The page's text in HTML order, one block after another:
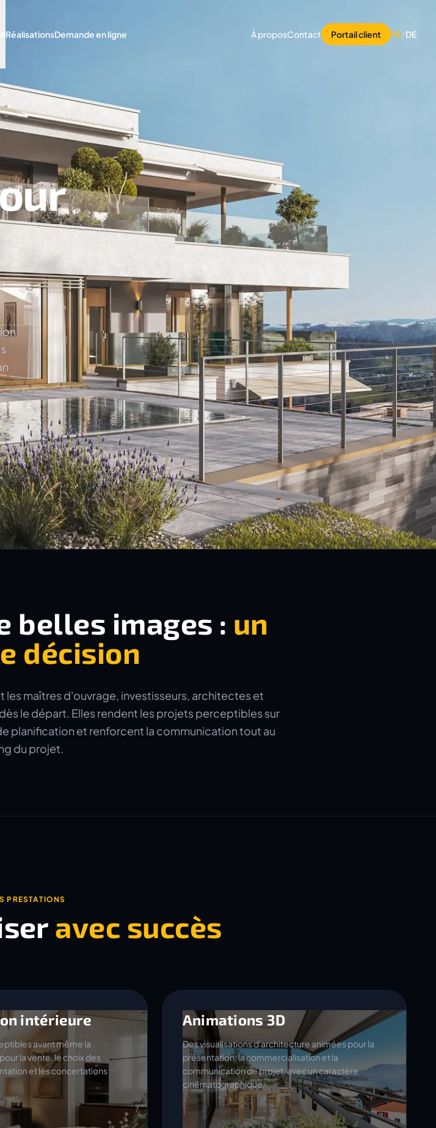
RéalisationsDemande en ligne À proposContact Portail client FR/DE
belles images : un
décision
les maîtres d'ouvrage, investisseurs, architectes et
le départ. Elles rendent les projets perceptibles sur
planification et renforcent la communication tout au
du projet.
PRESTATIONS
avec succès
intérieure
avant même la
la vente, le choix des
et les concertations
Animations 3D
Des visualisations d'architecture animées pour la
présentation, la commercialisation et la
communication de projet, avec un caractère
cinématographique.